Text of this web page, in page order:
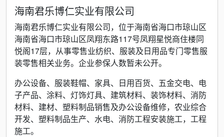
海南君乐博仁实业有限公司
海南君乐博仁实业有限公司，位于海南省海口市琼山区
海南省海口市琼山区凤翔东路117号凤翔星悦商住楼同
悦阁17层，从事零售业纺织、服装及日用品专门零售服
装零售相关业务。企业参保人数暂未公开。
办公设备、服装鞋帽、家具、日用百货、五金交电、电
子产品、涂料、灯饰灯具、建筑材料、装饰材料、消防
材料、建材、塑料制品销售及办公设备维修，农业综合
开发、塑料制品生产、水电、消防工程安装施工，工程
施工。